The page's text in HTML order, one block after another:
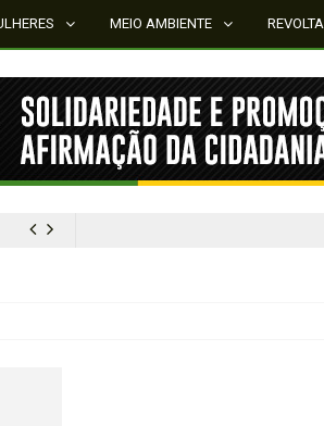
MEIO AMBIENTE